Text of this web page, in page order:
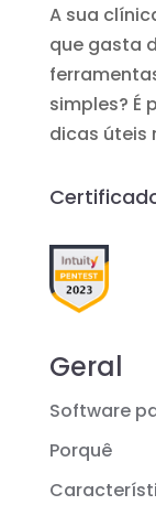
A sua
que gasta
simples? É
dicas úteis
Geral
Software
Porquê